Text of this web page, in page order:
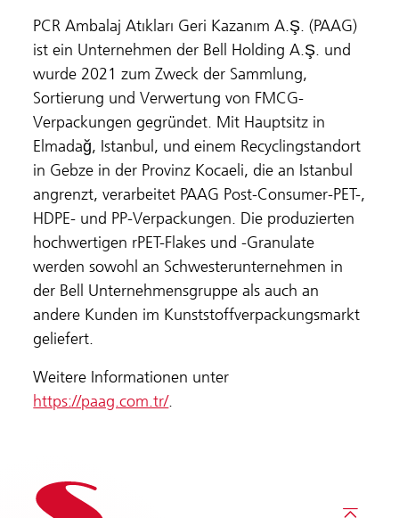
PCR Ambalaj Atıkları Geri Kazanım A.Ş. (PAAG)
ist ein Unternehmen der Bell Holding A.Ş. und
wurde 2021 zum Zweck der Sammlung,
Sortierung und Verwertung von FMCG-
Verpackungen gegründet. Mit Hauptsitz in
Elmadağ, Istanbul, und einem Recyclingstandort
in Gebze in der Provinz Kocaeli, die an Istanbul
angrenzt, verarbeitet PAAG Post-Consumer-PET-,
HDPE- und PP-Verpackungen. Die produzierten
hochwertigen rPET-Flakes und -Granulate
werden sowohl an Schwesterunternehmen in
der Bell Unternehmensgruppe als auch an
andere Kunden im Kunststoffverpackungsmarkt
geliefert.
Weitere Informationen unter
https://paag.com.tr/.